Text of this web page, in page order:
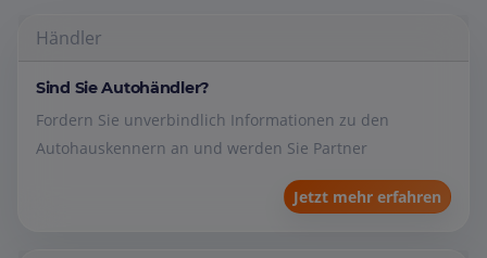
Händler
Sind Sie Autohändler?
Fordern Sie unverbindlich Informationen zu den
Autohauskennern an und werden Sie Partner
Jetzt mehr erfahren